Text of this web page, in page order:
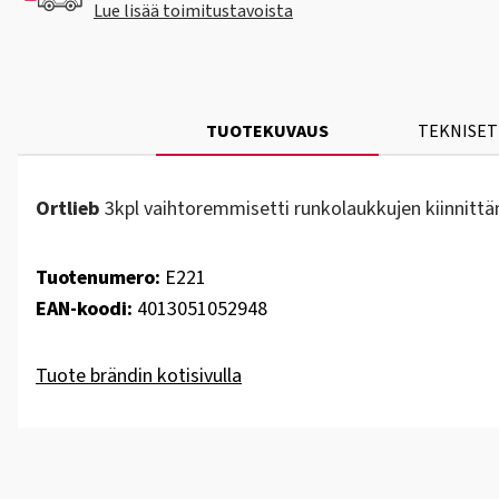
Lue lisää toimitustavoista
TUOTEKUVAUS
Ortlieb 3kplvaihtoremmisetti runkolaukkujen
Tuotenumero: E221
EAN-koodi: 4013051052948
Tuote brändin kotisivulla